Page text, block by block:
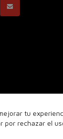
tu
rechazar el